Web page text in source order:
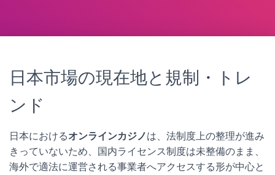
日本市場の現在地と規制・トレ
ンド
日本におけるオンラインカジノは、法制度上の整理が進み
きっていないため、国内ライセンス制度は未整備のまま、
海外で適法に運営される事業者へアクセスする形が中心と